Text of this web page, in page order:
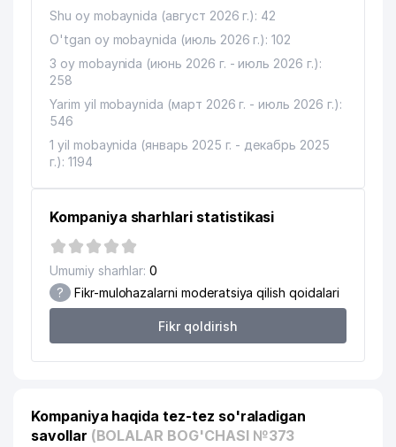
Shu oy mobaynida (август 2026 г.): 42
O'tgan oy mobaynida (июль 2026 г.): 102
3 oy mobaynida (июнь 2026 г. - июль 2026 г.):
258
Yarim yil mobaynida (март 2026 г. - июль 2026 г.):
546
1 yil mobaynida (январь 2025 г. - декабрь 2025
г.): 1194
Kompaniya sharhlari statistikasi
Umumiy sharhlar: 0
? Fikr-mulohazalarni moderatsiya qilish qoidalari
Fikr qoldirish
Kompaniya haqida tez-tez so'raladigan
savollar (BOLALAR BOG'CHASI №373